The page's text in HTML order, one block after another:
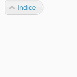
Indice